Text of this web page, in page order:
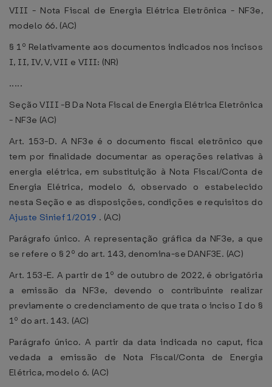
VIII - Nota Fiscal de Energia Elétrica Eletrônica - NF3e,
modelo 66. (AC)
§ 1º Relativamente aos documentos indicados nos incisos
I, II, IV, V, VII e VIII: (NR)
.....
Seção VIII -B Da Nota Fiscal de Energia Elétrica Eletrônica
- NF3e (AC)
Art. 153-D. A NF3e é o documento fiscal eletrônico que
tem por finalidade documentar as operações relativas à
energia elétrica, em substituição à Nota Fiscal/Conta de
Energia Elétrica, modelo 6, observado o estabelecido
nesta Seção e as disposições, condições e requisitos do
Ajuste Sinief 1/2019 . (AC)
Parágrafo único. A representação gráfica da NF3e, a que
se refere o § 2º do art. 143, denomina-se DANF3E. (AC)
Art. 153-E. A partir de 1º de outubro de 2022, é obrigatória
a emissão da NF3e, devendo o contribuinte realizar
previamente o credenciamento de que trata o inciso I do §
1º do art. 143. (AC)
Parágrafo único. A partir da data indicada no caput, fica
vedada a emissão de Nota Fiscal/Conta de Energia
Elétrica, modelo 6. (AC)